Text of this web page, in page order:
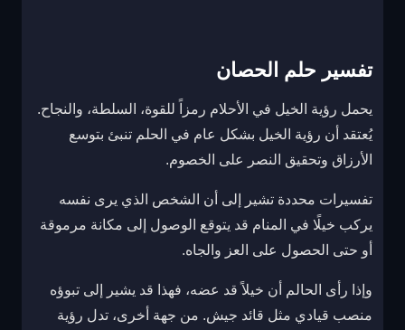
تفسير حلم الحصان
يحمل رؤية الخيل في الأحلام رمزاً للقوة، السلطة، والنجاح.
يُعتقد أن رؤية الخيل بشكل عام في الحلم تنبئ بتوسع
الأرزاق وتحقيق النصر على الخصوم.
تفسيرات محددة تشير إلى أن الشخص الذي يرى نفسه
يركب خيلًا في المنام قد يتوقع الوصول إلى مكانة مرموقة
أو حتى الحصول على العز والجاه.
وإذا رأى الحالم أن خيلاً قد عضه، فهذا قد يشير إلى تبوؤه
منصب قيادي مثل قائد جيش. من جهة أخرى، تدل رؤية